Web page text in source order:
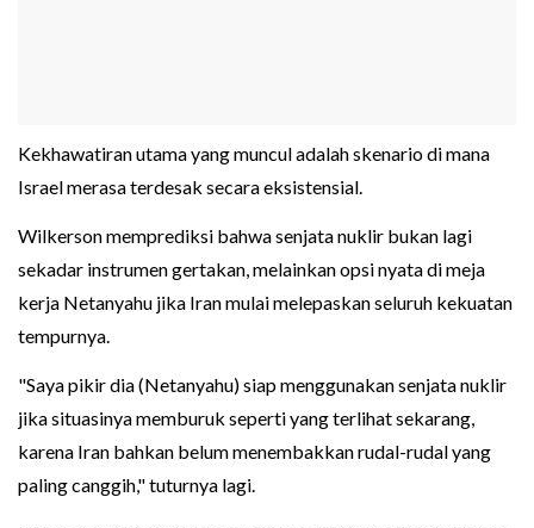
Kekhawatiran utama yang muncul adalah skenario di mana
Israel merasa terdesak secara eksistensial.
Wilkerson memprediksi bahwa senjata nuklir bukan lagi
sekadar instrumen gertakan, melainkan opsi nyata di meja
kerja Netanyahu jika Iran mulai melepaskan seluruh kekuatan
tempurnya.
"Saya pikir dia (Netanyahu) siap menggunakan senjata nuklir
jika situasinya memburuk seperti yang terlihat sekarang,
karena Iran bahkan belum menembakkan rudal-rudal yang
paling canggih," tuturnya lagi.